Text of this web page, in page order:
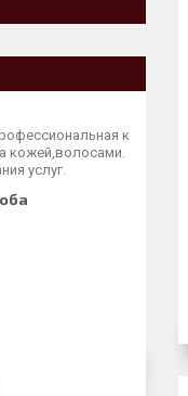
к
кожей,волосами.
услуг.